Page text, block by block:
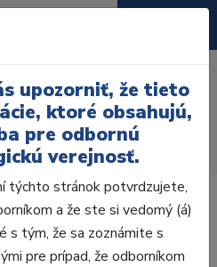
D35, D3
upozorniť, že tieto
ktoré obsahujú,
pre odbornú
verejnosť.
týchto stránok potvrdzujete,
a že ste si vedomý (á)
s tým, že sa zoznámite s
pre prípad, že odborníkom